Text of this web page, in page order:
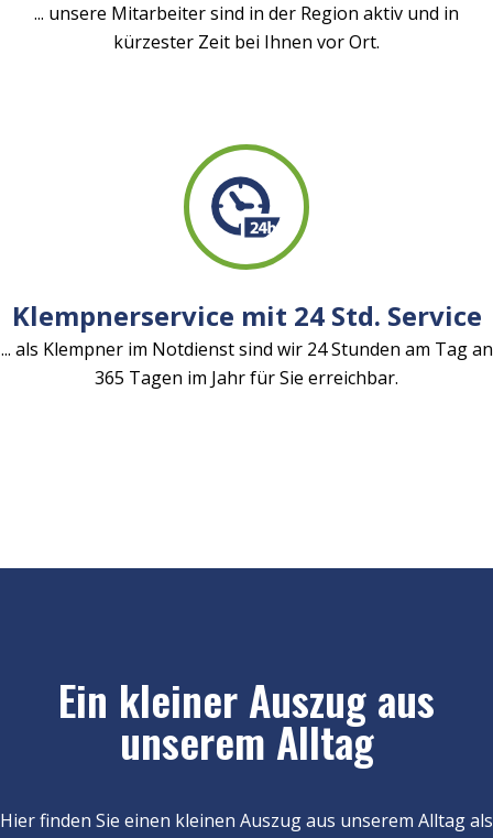
... unsere Mitarbeiter sind in der Region aktiv und in
kürzester Zeit bei Ihnen vor Ort.
Klempnerservice mit 24 Std. Service
... als Klempner im Notdienst sind wir 24 Stunden am Tag an
365 Tagen im Jahr für Sie erreichbar.
Ein kleiner Auszug aus
unserem Alltag
Hier finden Sie einen kleinen Auszug aus unserem Alltag als